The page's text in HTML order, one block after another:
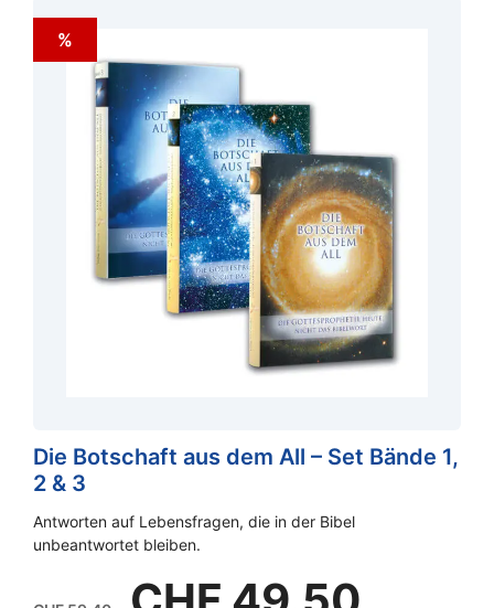
%
Die Botschaft aus dem All – Set Bände 1,
2 & 3
Antworten auf Lebensfragen, die in der Bibel
unbeantwortet bleiben.
Ursprünglicher